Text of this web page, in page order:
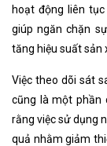
hoạt động liên
giúp ngăn chặn
tăng hiệu suất sản
Việc theo dõi sát
cũng là một phần
rằng việc sử dụng
quả nhằm giảm